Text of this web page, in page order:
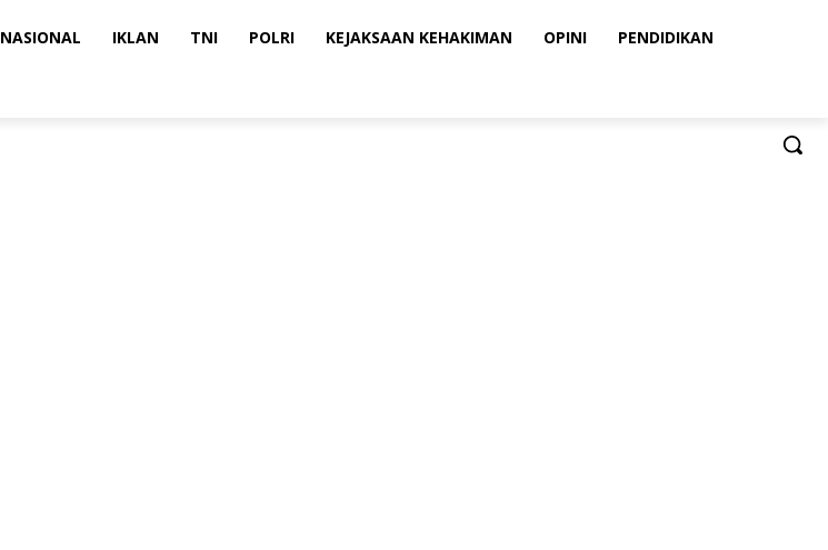
NASIONAL IKLAN TNI POLRI KEJAKSAAN KEHAKIMAN OPINI PENDIDIKAN